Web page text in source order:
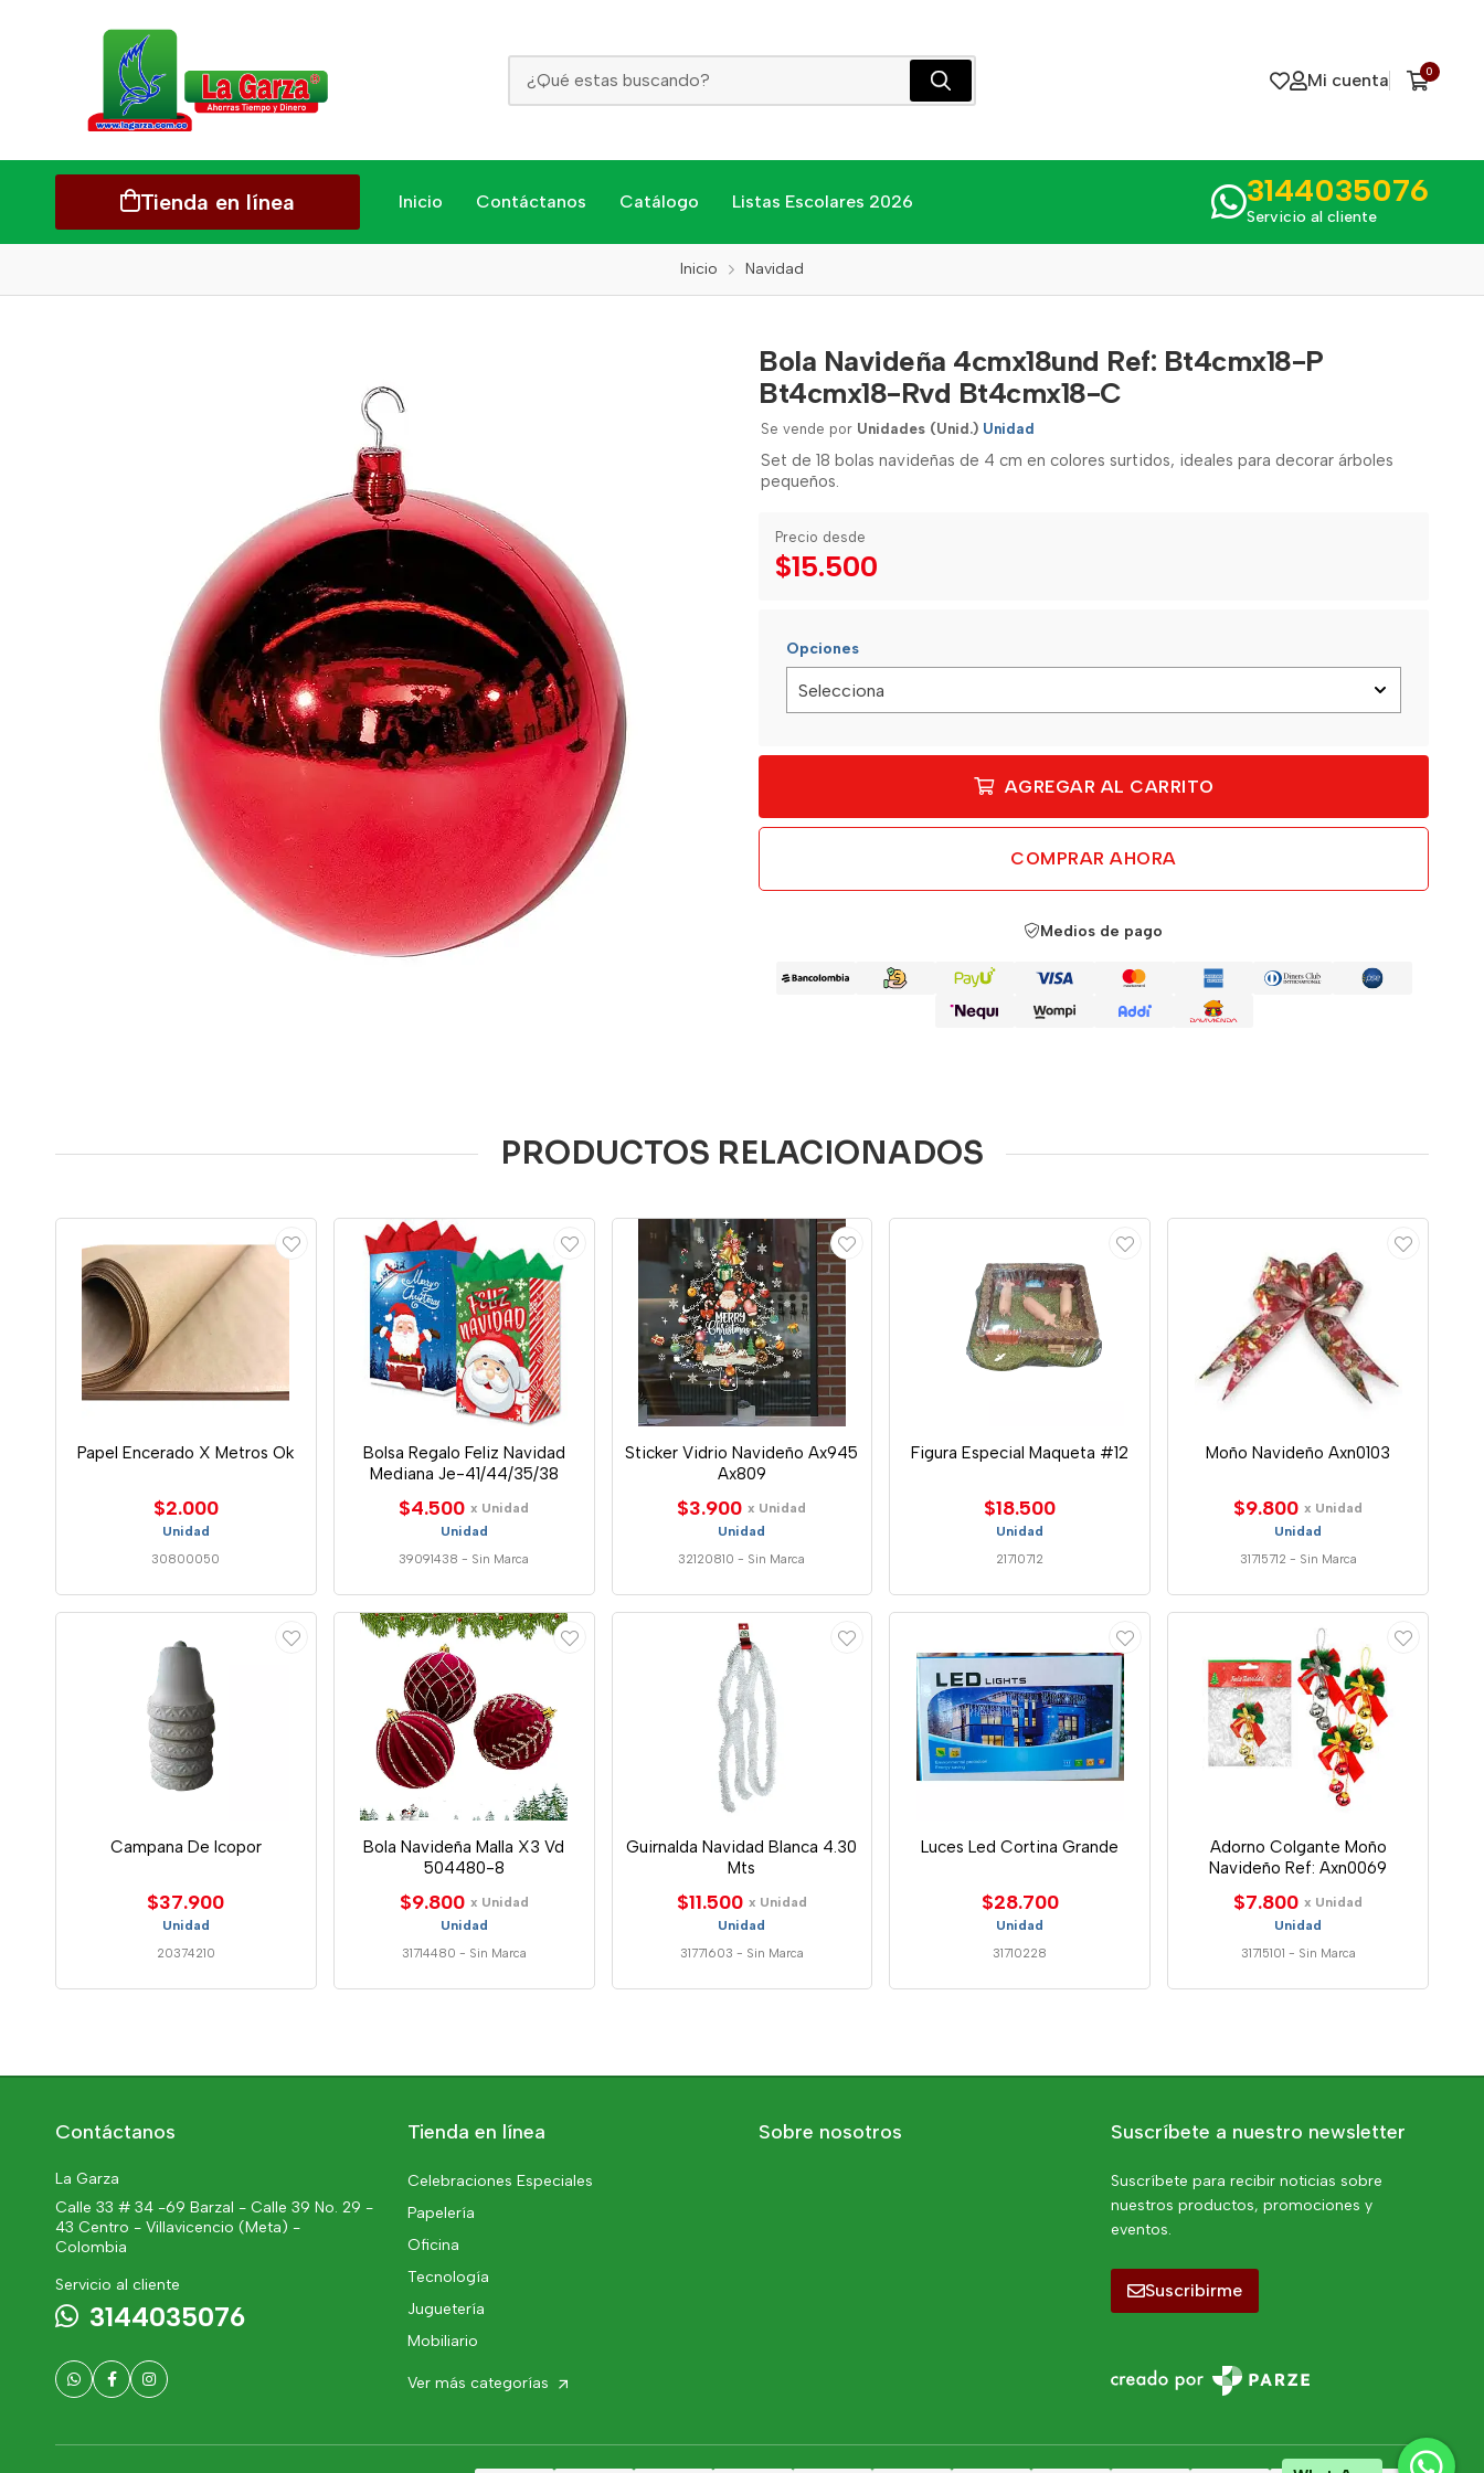
Mi cuenta 0
Tienda en línea Inicio Contáctanos Catálogo Listas Escolares 2026 3144035076
Servicio al cliente
Inicio Navidad
Bola Navideña 4cmx18und Ref: Bt4cmx18-P
Bt4cmx18-Rvd Bt4cmx18-C
Se vende por Unidades (Unid.) Unidad
Set de 18 bolas navideñas de 4 cm en colores surtidos, ideales para decorar árboles
pequeños.
Precio desde
$15.500
Opciones
AGREGAR AL CARRITO
COMPRAR AHORA
Medios de pago
PRODUCTOS RELACIONADOS
Papel Encerado X Metros Ok
$2.000
Unidad
30800050
Bolsa Regalo Feliz Navidad
Mediana Je-41/44/35/38
$4.500 x Unidad
Unidad
39091438 - Sin Marca
Sticker Vidrio Navideño Ax945
Ax809
$3.900 x Unidad
Unidad
32120810 - Sin Marca
Figura Especial Maqueta #12
$18.500
Unidad
21710712
Moño Navideño Axn0103
$9.800 x Unidad
Unidad
31715712 - Sin Marca
Campana De Icopor
$37.900
Unidad
20374210
Bola Navideña Malla X3 Vd
504480-8
$9.800 x Unidad
Unidad
31714480 - Sin Marca
Guirnalda Navidad Blanca 4.30
Mts
$11.500 x Unidad
Unidad
31771603 - Sin Marca
Luces Led Cortina Grande
$28.700
Unidad
31710228
Adorno Colgante Moño
Navideño Ref: Axn0069
$7.800 x Unidad
Unidad
31715101 - Sin Marca
Contáctanos
La Garza
Calle 33 # 34 -69 Barzal - Calle 39 No. 29 -
43 Centro - Villavicencio (Meta) -
Colombia
Servicio al cliente
3144035076
Tienda en línea
Celebraciones Especiales
Papelería
Oficina
Tecnología
Juguetería
Mobiliario
Ver más categorías
Sobre nosotros Suscríbete a nuestro newsletter
Suscríbete para recibir noticias sobre
nuestros productos, promociones y
eventos.
Suscribirme